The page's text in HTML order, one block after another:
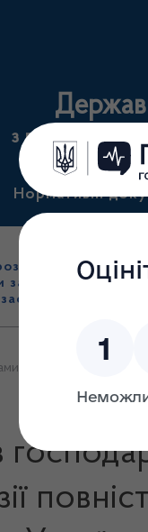
з лікарських
Нормативні
торгівля
засобами, імпорт
(крім АФІ)
яких 17.10.2023